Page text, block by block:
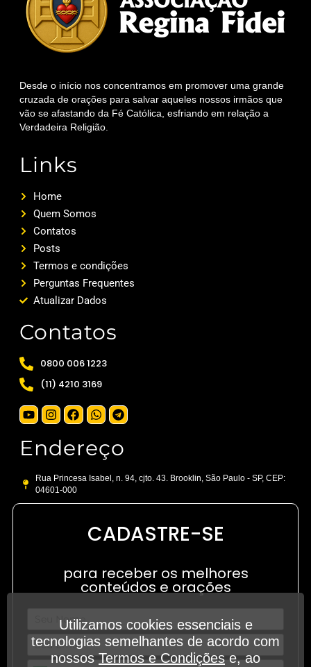
Desde o início nos concentramos em promover uma grande
cruzada de orações para salvar aqueles nossos irmãos que
vão se afastando da Fé Católica, esfriando em relação a
Verdadeira Religião.
Links
Home
Quem Somos
Contatos
Posts
Termos e condições
Perguntas Frequentes
Atualizar Dados
Contatos
0800 006 1223
(11) 4210 3169
Endereço
Rua Princesa Isabel, n. 94, cjto. 43. Brooklin, São Paulo - SP, CEP:
04601-000
CADASTRE-SE
para receber os melhores
conteúdos e orações
Utilizamos cookies essenciais e
tecnologias semelhantes de acordo com
nossosTermos e Condiçõese, ao